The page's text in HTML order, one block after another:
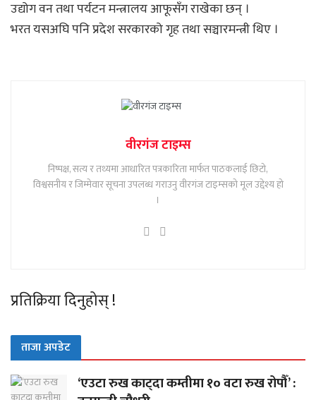
उद्योग वन तथा पर्यटन मन्त्रालय आफूसँग राखेका छन् ।
भरत यसअघि पनि प्रदेश सरकारको गृह तथा सञ्चारमन्त्री थिए ।
वीरगंज टाइम्स
निष्पक्ष, सत्य र तथ्यमा आधारित पत्रकारिता मार्फत पाठकलाई छिटो,
विश्वसनीय र जिम्मेवार सूचना उपलब्ध गराउनु वीरगंज टाइम्सको मूल उद्देश्य हो
।
प्रतिक्रिया दिनुहोस् !
ताजा अपडेट
‘एउटा रुख काट्दा कम्तीमा १० वटा रुख रोपौँ’ :